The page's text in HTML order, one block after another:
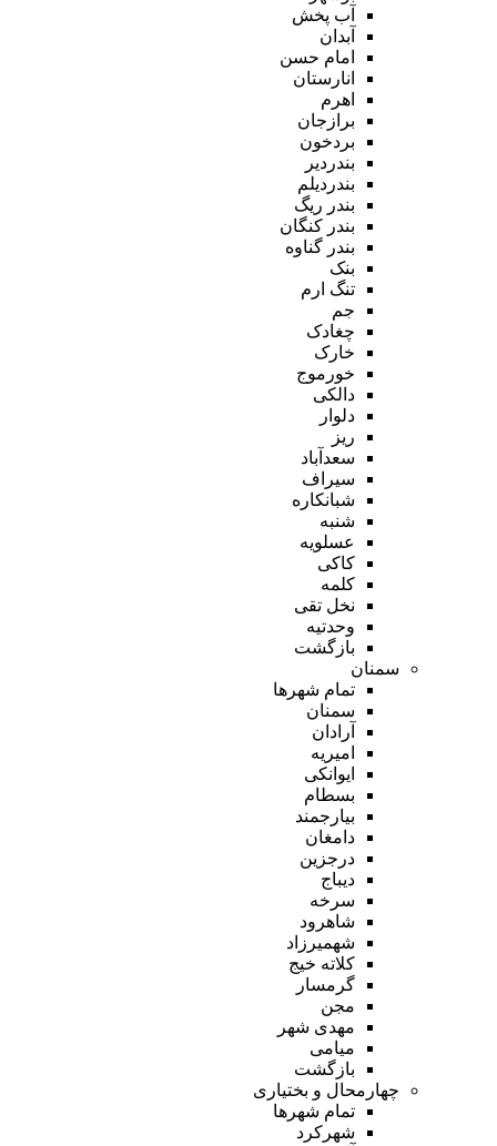
آب پخش
آبدان
امام حسن
انارستان
اهرم
برازجان
بردخون
بندردیر
بندردیلم
بندر ریگ
بندر کنگان
بندر گناوه
بنک
تنگ ارم
جم
چغادک
خارک
خورموج
دالکی
دلوار
ریز
سعدآباد
سیراف
شبانکاره
شنبه
عسلویه
کاکی
کلمه
نخل تقی
وحدتیه
بازگشت
سمنان
تمام شهر‌ها
سمنان
آرادان
امیریه
ایوانکی
بسطام
بیارجمند
دامغان
درجزین
دیباج
سرخه
شاهرود
شهمیرزاد
کلاته خیج
گرمسار
مجن
مهدی شهر
میامی
بازگشت
چهارمحال و بختیاری
تمام شهر‌ها
شهرکرد